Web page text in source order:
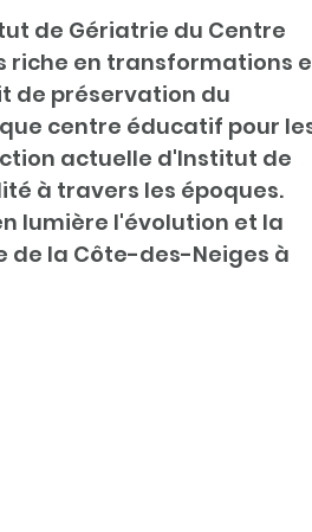
de Gériatrie du Centre
riche en transformations
de préservation du
centre éducatif pour
actuelle d'Institut de
à travers les époques.
lumière l'évolution et la
de la Côte-des-Neiges à